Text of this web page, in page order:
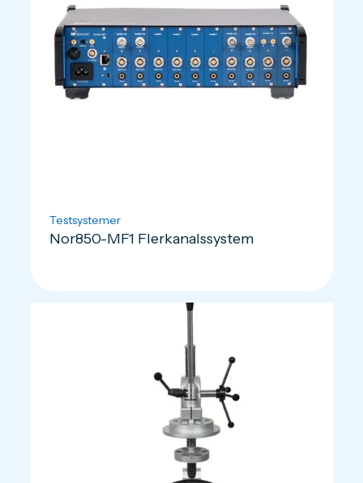
Testsystemer
Nor850-MF1 Flerkanalssystem